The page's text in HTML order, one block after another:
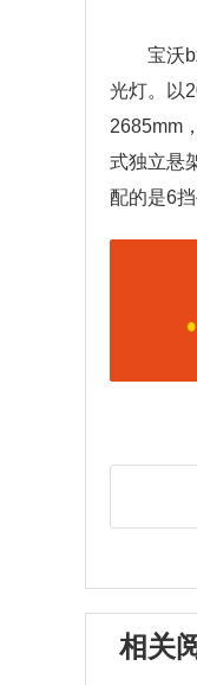
宝沃
光灯。以
2685mm
式独立悬
配的是6
相关